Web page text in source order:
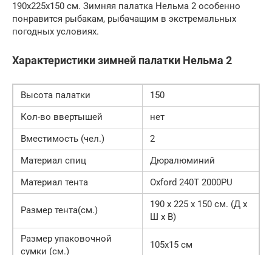
190х225х150 см. Зимняя палатка Нельма 2 особенно
понравится рыбакам, рыбачащим в экстремальных
погодных условиях.
Характеристики зимней палатки Нельма 2
Высота палатки
150
Кол-во ввертышей
нет
Вместимость (чел.)
2
Материал спиц
Дюралюминий
Материал тента
Oxford 240T 2000PU
Размер тента(см.)
190 х 225 х 150 см. (Д х
Ш х В)
Размер упаковочной
сумки (см.)
105х15 см